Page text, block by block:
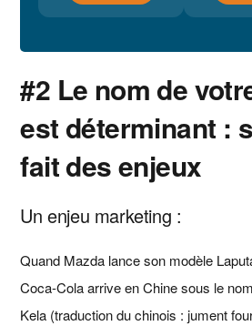
#2 Le nom de
est déterminant :
fait des enjeux
Un enjeu marketing :
Quand Mazda lance son modèle
Coca-Cola arrive en Chine sous le
Kela (traduction du chinois : jument